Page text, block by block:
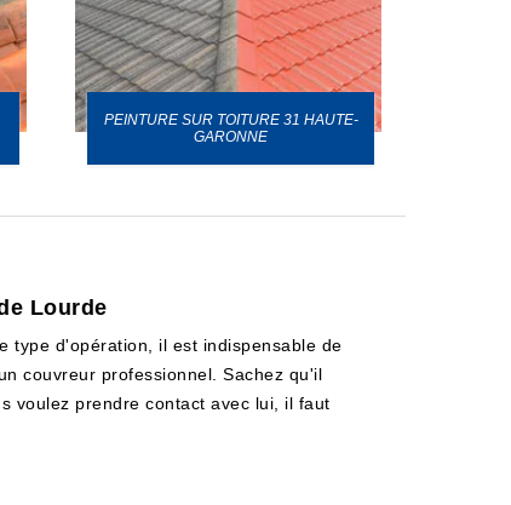
PEINTURE SUR TOITURE 31 HAUTE-
GARONNE
Lourde
type d'opération, il est indispensable de
couvreur professionnel. Sachez qu'il
voulez prendre contact avec lui, il faut